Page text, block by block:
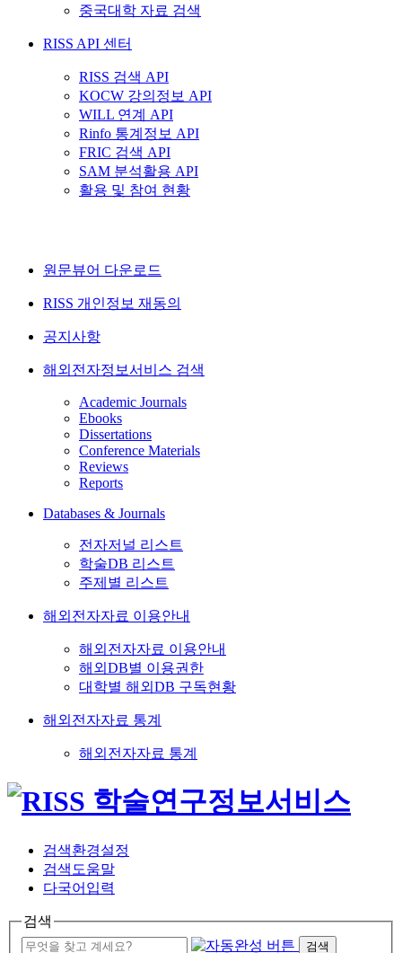
중국대학 자료 검색
RISS API 센터
RISS 검색 API
KOCW 강의정보 API
WILL 연계 API
Rinfo 통계정보 API
FRIC 검색 API
SAM 분석활용 API
활용 및 참여 현황
원문뷰어 다운로드
RISS 개인정보 재동의
공지사항
해외전자정보서비스 검색
Academic Journals
Ebooks
Dissertations
Conference Materials
Reviews
Reports
Databases & Journals
전자저널 리스트
학술DB 리스트
주제별 리스트
해외전자자료 이용안내
해외전자자료 이용안내
해외DB별 이용권한
대학별 해외DB 구독현황
해외전자자료 통계
해외전자자료 통계
검색환경설정
검색도움말
다국어입력
검색
검색